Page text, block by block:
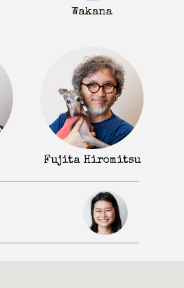
Wakana
Fujita Hiromitsu